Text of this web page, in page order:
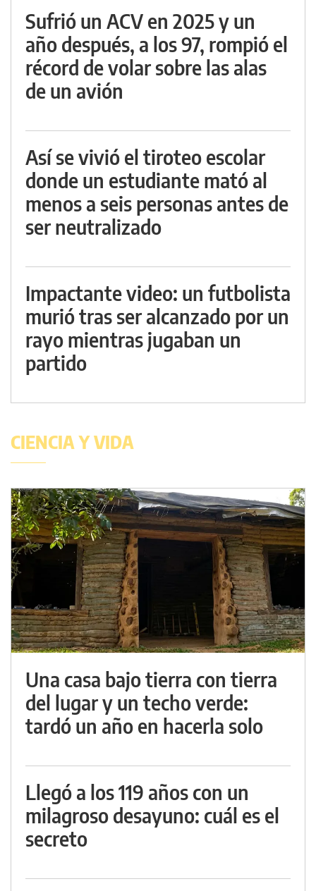
Sufrió un ACV en 2025 y un
año después, a los 97, rompió el
récord de volar sobre las alas
de un avión
Así se vivió el tiroteo escolar
donde un estudiante mató al
menos a seis personas antes de
ser neutralizado
Impactante video: un futbolista
murió tras ser alcanzado por un
rayo mientras jugaban un
partido
CIENCIA Y VIDA
Una casa bajo tierra con tierra
del lugar y un techo verde:
tardó un año en hacerla solo
Llegó a los 119 años con un
milagroso desayuno: cuál es el
secreto